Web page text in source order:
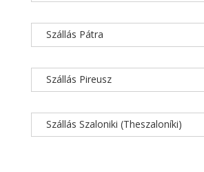
Szállás Pátra
Szállás Pireusz
Szállás Szaloniki (Theszaloníki)